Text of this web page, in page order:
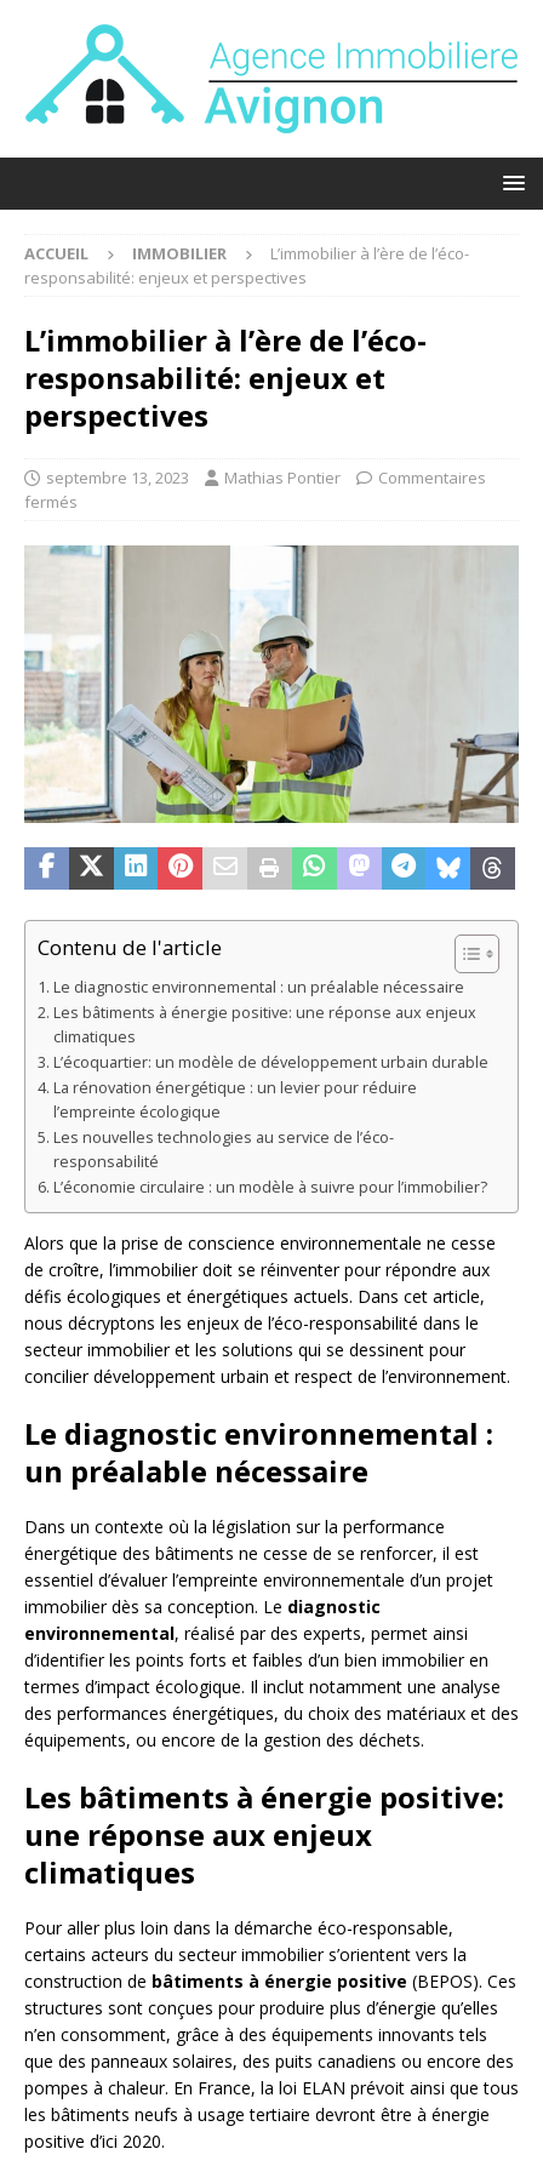
ACCUEIL IMMOBILIER
L’immobilier à l’ère de l’éco-
responsabilité: enjeux et perspectives
L’immobilier à l’ère de l’éco-
responsabilité: enjeux et
perspectives
septembre 13, 2023 Mathias Pontier
Commentaires
fermés
Contenu de l'article
Le diagnostic environnemental : un préalable nécessaire
Les bâtiments à énergie positive: une réponse aux enjeux
climatiques
L’écoquartier: un modèle de développement urbain durable
La rénovation énergétique : un levier pour réduire
l’empreinte écologique
Les nouvelles technologies au service de l’éco-
responsabilité
L’économie circulaire : un modèle à suivre pour l’immobilier?
Alors que la prise de conscience environnementale ne cesse
de croître, l’immobilier doit se réinventer pour répondre aux
défis écologiques et énergétiques actuels. Dans cet article,
nous décryptons les enjeux de l’éco-responsabilité dans le
secteur immobilier et les solutions qui se dessinent pour
concilier développement urbain et respect de l’environnement.
Le diagnostic environnemental :
un préalable nécessaire
Dans un contexte où la législation sur la performance
énergétique des bâtiments ne cesse de se renforcer, il est
essentiel d’évaluer l’empreinte environnementale d’un projet
immobilier dès sa conception. Le diagnostic
environnemental, réalisé par des experts, permet ainsi
d’identifier les points forts et faibles d’un bien immobilier en
termes d’impact écologique. Il inclut notamment une analyse
des performances énergétiques, du choix des matériaux et des
équipements, ou encore de la gestion des déchets.
Les bâtiments à énergie positive:
une réponse aux enjeux
climatiques
Pour aller plus loin dans la démarche éco-responsable,
certains acteurs du secteur immobilier s’orientent vers la
construction de bâtiments à énergie positive (BEPOS). Ces
structures sont conçues pour produire plus d’énergie qu’elles
n’en consomment, grâce à des équipements innovants tels
que des panneaux solaires, des puits canadiens ou encore des
pompes à chaleur. En France, la loi ELAN prévoit ainsi que tous
les bâtiments neufs à usage tertiaire devront être à énergie
positive d’ici 2020.